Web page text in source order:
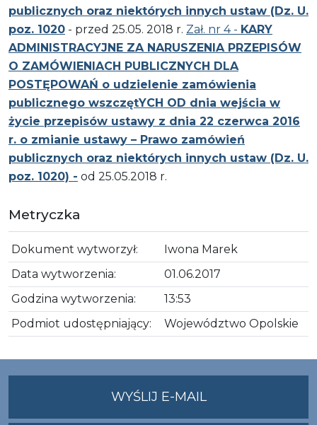
publicznych oraz niektórych innych ustaw (Dz. U.
poz. 1020 - przed 25.05. 2018 r. Zał. nr 4 - KARY
ADMINISTRACYJNE ZA NARUSZENIA PRZEPISÓW
O ZAMÓWIENIACH PUBLICZNYCH DLA
POSTĘPOWAŃ o udzielenie zamówienia
publicznego wszczętYCH OD dnia wejścia w
życie przepisów ustawy z dnia 22 czerwca 2016
r. o zmianie ustawy – Prawo zamówień
publicznych oraz niektórych innych ustaw (Dz. U.
poz. 1020) - od 25.05.2018 r.
Metryczka
Dokument wytworzył:
Iwona Marek
Data wytworzenia:
01.06.2017
Godzina wytworzenia:
13:53
Podmiot udostępniający:
Województwo Opolskie
WYŚLIJ E-MAILNA
ADRES